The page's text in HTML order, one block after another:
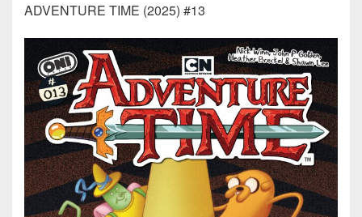
ADVENTURE TIME (2025) #13